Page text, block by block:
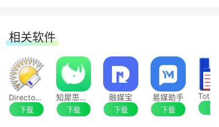
相关软件
Directory Opus文件管理软件
下载
知犀思维导图
下载
融媒宝
下载
易媒助手
下载 下